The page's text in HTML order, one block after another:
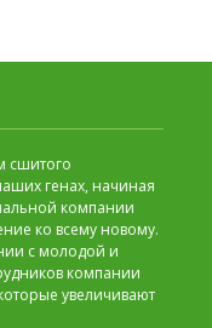
сшитого
генах, начиная
компании
ко всему новому.
с молодой и
компании
увеличивают